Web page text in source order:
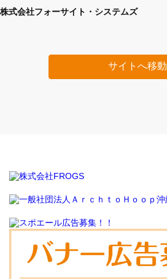
株式会社フォーサイト・システムズ
サイトへ移動